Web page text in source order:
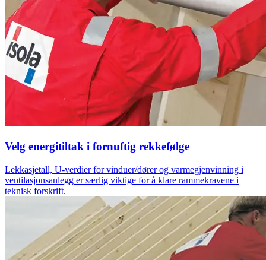
Velg energitiltak i fornuftig rekkefølge
Lekkasjetall, U-verdier for vinduer/dører og varmegjenvinning i
ventilasjonsanlegg er særlig viktige for å klare rammekravene i
teknisk forskrift.